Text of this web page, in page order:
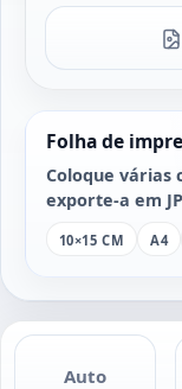
Folha de
Coloque várias
exporte-a em
10×15 CM A4
Auto